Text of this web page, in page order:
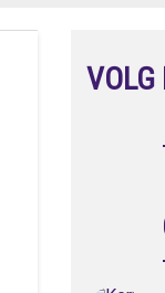
VOLG